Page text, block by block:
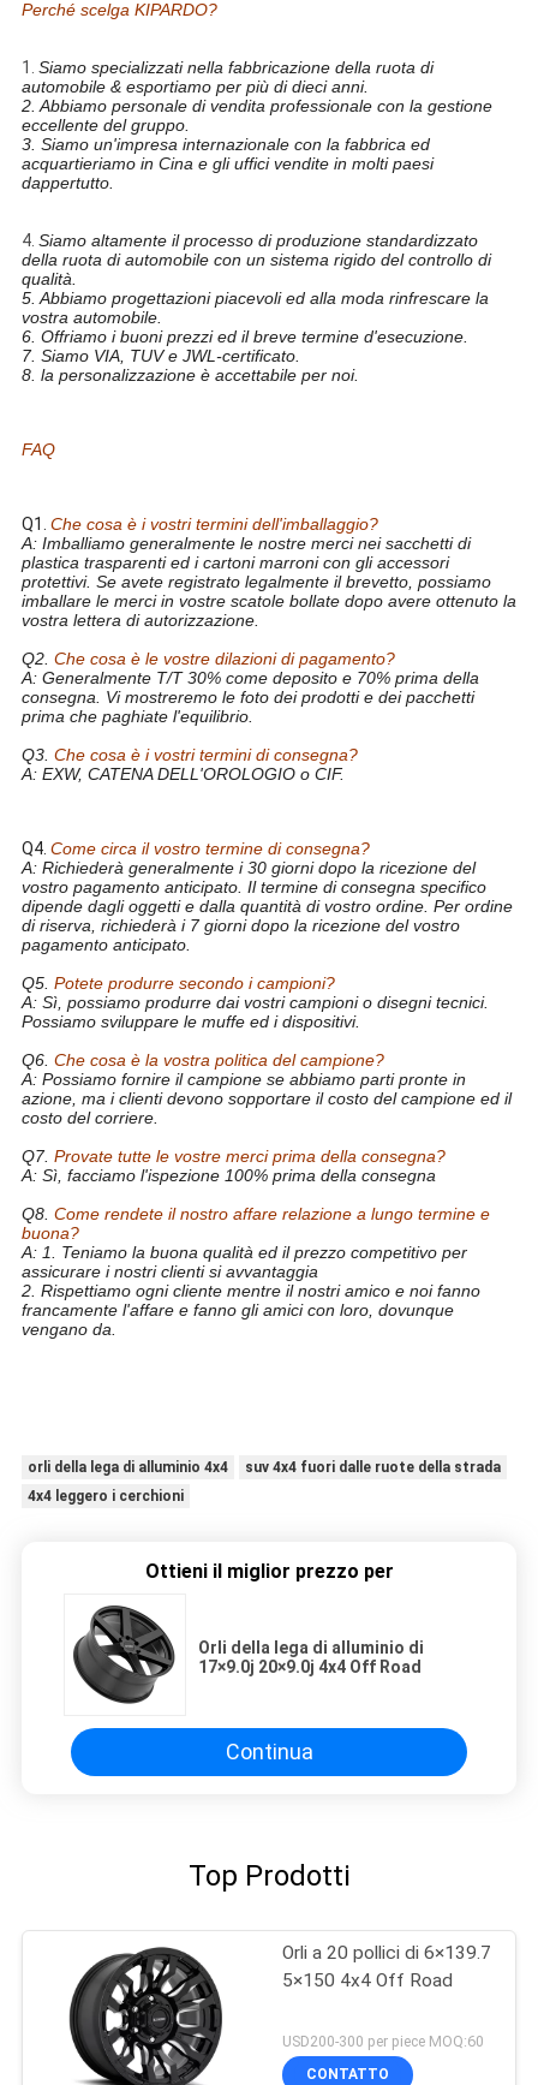
Perché scelga KIPARDO?
1. Siamo specializzati nella fabbricazione della ruota di
automobile & esportiamo per più di dieci anni.
2. Abbiamo personale di vendita professionale con la gestione
eccellente del gruppo.
3. Siamo un'impresa internazionale con la fabbrica ed
acquartieriamo in Cina e gli uffici vendite in molti paesi
dappertutto.
4. Siamo altamente il processo di produzione standardizzato
della ruota di automobile con un sistema rigido del controllo di
qualità.
5. Abbiamo progettazioni piacevoli ed alla moda rinfrescare la
vostra automobile.
6. Offriamo i buoni prezzi ed il breve termine d'esecuzione.
7. Siamo VIA, TUV e JWL-certificato.
8. la personalizzazione è accettabile per noi.
FAQ
Q1. Che cosa è i vostri termini dell'imballaggio?
A: Imballiamo generalmente le nostre merci nei sacchetti di
plastica trasparenti ed i cartoni marroni con gli accessori
protettivi. Se avete registrato legalmente il brevetto, possiamo
imballare le merci in vostre scatole bollate dopo avere ottenuto la
vostra lettera di autorizzazione.
Q2. Che cosa è le vostre dilazioni di pagamento?
A: Generalmente T/T 30% come deposito e 70% prima della
consegna. Vi mostreremo le foto dei prodotti e dei pacchetti
prima che paghiate l'equilibrio.
Q3. Che cosa è i vostri termini di consegna?
A: EXW, CATENA DELL'OROLOGIO o CIF.
Q4. Come circa il vostro termine di consegna?
A: Richiederà generalmente i 30 giorni dopo la ricezione del
vostro pagamento anticipato. Il termine di consegna specifico
dipende dagli oggetti e dalla quantità di vostro ordine. Per ordine
di riserva, richiederà i 7 giorni dopo la ricezione del vostro
pagamento anticipato.
Q5. Potete produrre secondo i campioni?
A: Sì, possiamo produrre dai vostri campioni o disegni tecnici.
Possiamo sviluppare le muffe ed i dispositivi.
Q6. Che cosa è la vostra politica del campione?
A: Possiamo fornire il campione se abbiamo parti pronte in
azione, ma i clienti devono sopportare il costo del campione ed il
costo del corriere.
Q7. Provate tutte le vostre merci prima della consegna?
A: Sì, facciamo l'ispezione 100% prima della consegna
Q8. Come rendete il nostro affare relazione a lungo termine e
buona?
A: 1. Teniamo la buona qualità ed il prezzo competitivo per
assicurare i nostri clienti si avvantaggia
2. Rispettiamo ogni cliente mentre il nostri amico e noi fanno
francamente l'affare e fanno gli amici con loro, dovunque
vengano da.
orli della lega di alluminio 4x4
suv 4x4 fuori dalle ruote della strada
4x4 leggero i cerchioni
Ottieni il miglior prezzo per
Orli della lega di alluminio di
17×9.0j 20×9.0j 4x4 Off Road
Continua
Top Prodotti
Orli a 20 pollici di 6×139.7
5×150 4x4 Off Road
USD200-300 per piece MOQ:60
CONTATTO